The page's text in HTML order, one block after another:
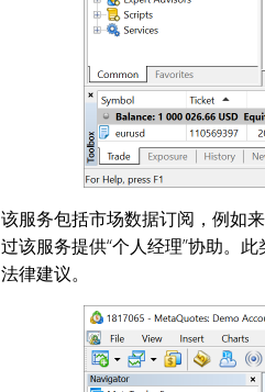
该服务包括市场数据订阅，例如
过该服务提供“个人经理”协助。
法律建议。